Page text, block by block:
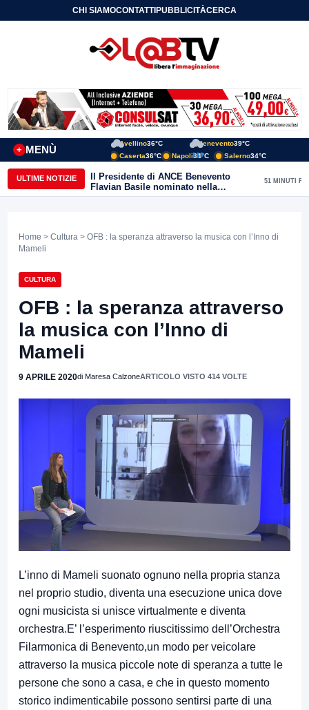
CHI SIAMOCONTATTIPUBBLICITÀCERCA
MENÙ
+
Avellino36°C Benevento39°C
Caserta36°C Napoli34°C Salerno34°C
ULTIME NOTIZIE
Il Presidente di ANCE Benevento
Flavian Basile nominato nella
Commissione Tecnica
51 MINUTI FA
Home > Cultura > OFB : la speranza attraverso la musica con l’Inno di
Mameli
CULTURA
OFB : la speranza attraverso
la musica con l’Inno di
Mameli
9 APRILE 2020di Maresa CalzoneARTICOLO VISTO 414 VOLTE
L’inno di Mameli suonato ognuno nella propria stanza
nel proprio studio, diventa una esecuzione unica dove
ogni musicista si unisce virtualmente e diventa
orchestra.E’ l’esperimento riuscitissimo dell’Orchestra
Filarmonica di Benevento,un modo per veicolare
attraverso la musica piccole note di speranza a tutte le
persone che sono a casa, e che in questo momento
storico indimenticabile possono sentirsi parte di una